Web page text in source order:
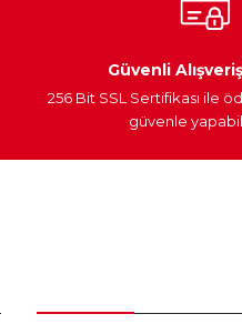
Güvenli
256 Bit SSL Sertifikası ile
güvenle